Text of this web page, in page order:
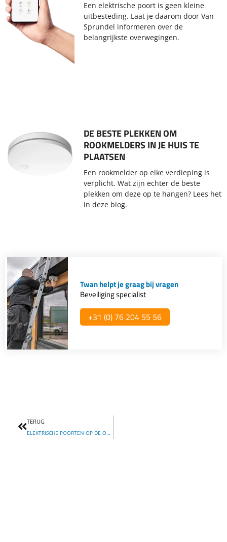
Een elektrische poort is geen kleine
uitbesteding. Laat je daarom door Van
Sprundel informeren over de
belangrijkste overwegingen.
DE BESTE PLEKKEN OM
ROOKMELDERS IN JE HUIS TE
PLAATSEN
Een rookmelder op elke verdieping is
verplicht. Wat zijn echter de beste
plekken om deze op te hangen? Lees het
in deze blog.
Twan helpt je graag bij vragen
Beveiliging specialist
+31 (0) 76 204 55 56​
TERUG
ELEKTRISCHE POORTEN OP DE OPRIT: PRIJSBEPALING EN BELANGRIJKE OVERWEGINGEN